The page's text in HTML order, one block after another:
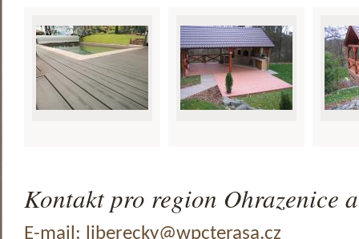
Kontakt pro region Ohrazenice
E-mail: liberecky@wpcterasa.cz